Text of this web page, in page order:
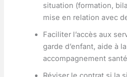
situation (formation,
mise en relation avec
Faciliter l’accès aux
garde d’enfant, aide à
accompagnement